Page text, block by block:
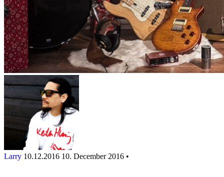
Larry 10.12.2016 10. December 2016 •